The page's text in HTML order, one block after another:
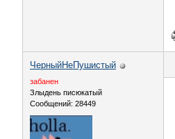
ЧерныйНеПушистый
забанен
Злыдень писюкатый
Сообщений: 28449